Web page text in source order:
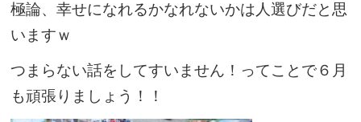
極論、幸せになれるかなれないかは人選びだと思
いますｗ
つまらない話をしてすいません！ってことで６月
も頑張りましょう！！